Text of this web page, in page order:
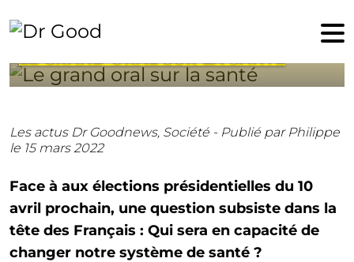
15 mars 2022
Les actus Dr Goodnews, Société - Publié par Philippe
le 15 mars 2022
Face à aux élections présidentielles du 10
avril prochain, une question subsiste dans la
tête des Français : Qui sera en capacité de
changer notre système de santé ?